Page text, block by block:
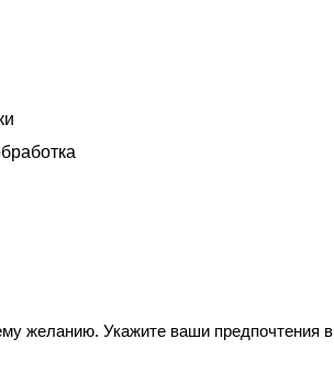
желанию. Укажите ваши предпочтения в